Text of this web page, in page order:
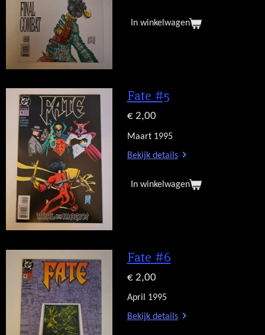
In winkelwagen
Fate #5
€ 2,00
Maart 1995
Bekijk details
In winkelwagen
Fate #6
€ 2,00
April 1995
Bekijk details